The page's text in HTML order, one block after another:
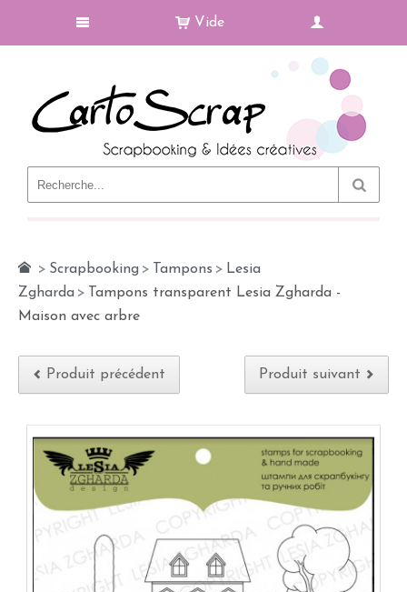
Vide
> Scrapbooking > Tampons > Lesia
Zgharda >
Tampons transparent Lesia Zgharda -
Maison avec arbre
Produit précédent Produit suivant